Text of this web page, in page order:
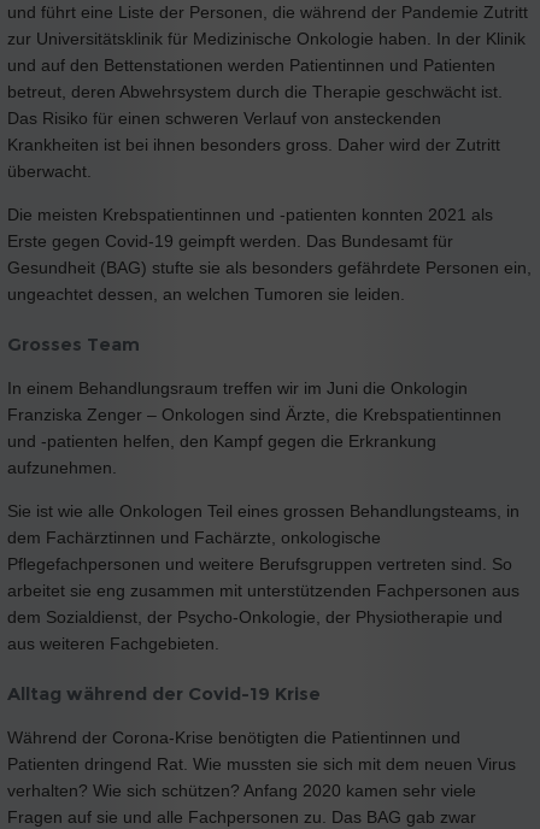
und führt eine Liste der Personen, die während der Pandemie Zutritt
zur Universitätsklinik für Medizinische Onkologie haben. In der Klinik
und auf den Bettenstationen werden Patientinnen und Patienten
betreut, deren Abwehrsystem durch die Therapie geschwächt ist.
Das Risiko für einen schweren Verlauf von ansteckenden
Krankheiten ist bei ihnen besonders gross. Daher wird der Zutritt
überwacht.
Die meisten Krebspatientinnen und -patienten konnten 2021 als
Erste gegen Covid-19 geimpft werden. Das Bundesamt für
Gesundheit (BAG) stufte sie als besonders gefährdete Personen ein,
ungeachtet dessen, an welchen Tumoren sie leiden.
Grosses Team
In einem Behandlungsraum treffen wir im Juni die Onkologin
Franziska Zenger – Onkologen sind Ärzte, die Krebspatientinnen
und -patienten helfen, den Kampf gegen die Erkrankung
aufzunehmen.
Sie ist wie alle Onkologen Teil eines grossen Behandlungsteams, in
dem Fachärztinnen und Fachärzte, onkologische
Pflegefachpersonen und weitere Berufsgruppen vertreten sind. So
arbeitet sie eng zusammen mit unterstützenden Fachpersonen aus
dem Sozialdienst, der Psycho-Onkologie, der Physiotherapie und
aus weiteren Fachgebieten.
Alltag während der Covid-19 Krise
Während der Corona-Krise benötigten die Patientinnen und
Patienten dringend Rat. Wie mussten sie sich mit dem neuen Virus
verhalten? Wie sich schützen? Anfang 2020 kamen sehr viele
Fragen auf sie und alle Fachpersonen zu. Das BAG gab zwar